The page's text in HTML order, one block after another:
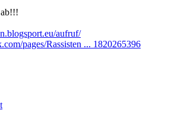
aufruf/
pages/Rassisten ... 1820265396